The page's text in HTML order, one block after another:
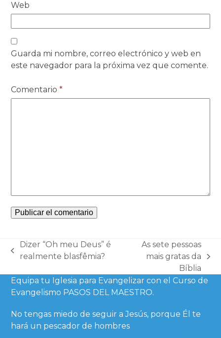
Web
Guarda mi nombre, correo electrónico y web en
este navegador para la próxima vez que comente.
Comentario*
previous
Dizer “Oh meu Deus” é
realmente blasfêmia?
post:
As sete pessoas
mais gratas da
Bíblia
Equipa tu Iglesia para Evangelizar con el Curso de
Evangelismo PASOS DEL MAESTRO.
No tengas miedo de seguir a Jesús, porque Él te
hará un pescador de hombres